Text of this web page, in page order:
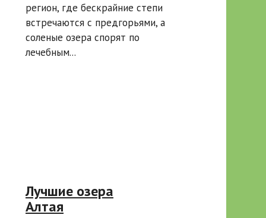
регион, где бескрайние степи
встречаются с предгорьями, а
соленые озера спорят по
лечебным...
Лучшие озера
Алтая